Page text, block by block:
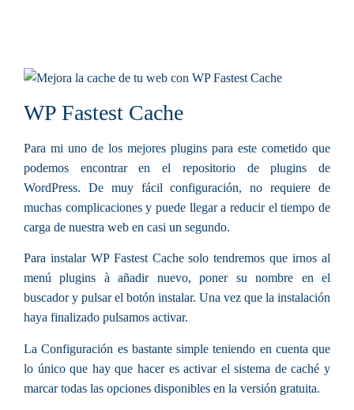
WP Fastest Cache
Para mi uno de los mejores plugins para este cometido que
podemos encontrar en el repositorio de plugins de
WordPress. De muy fácil configuración, no requiere de
muchas complicaciones y puede llegar a reducir el tiempo de
carga de nuestra web en casi un segundo.
Para instalar WP Fastest Cache solo tendremos que irnos al
menú plugins à añadir nuevo, poner su nombre en el
buscador y pulsar el botón instalar. Una vez que la instalación
haya finalizado pulsamos activar.
La Configuración es bastante simple teniendo en cuenta que
lo único que hay que hacer es activar el sistema de caché y
marcar todas las opciones disponibles en la versión gratuita.